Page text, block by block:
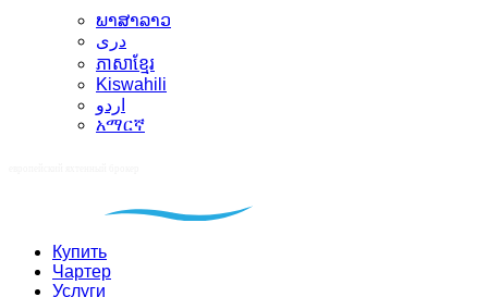
ພາສາລາວ
دری
ភាសាខ្មែរ
Kiswahili
اردو
አማርኛ
Купить
Чартер
Услуги